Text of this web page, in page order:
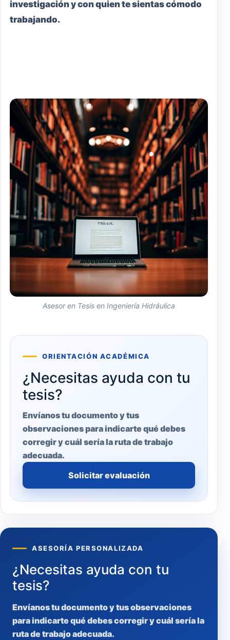
investigación y con quien te sientas cómodo
trabajando.
Asesor en Tesis en Ingeniería Hidráulica
ORIENTACIÓN ACADÉMICA
¿Necesitas ayuda con tu
tesis?
Envíanos tu documento y tus
observaciones para indicarte qué debes
corregir y cuál sería la ruta de trabajo
adecuada.
Solicitar evaluación
ASESORÍA PERSONALIZADA
¿Necesitas ayuda con tu
tesis?
Envíanos tu documento y tus observaciones
para indicarte qué debes corregir y cuál sería la
ruta de trabajo adecuada.